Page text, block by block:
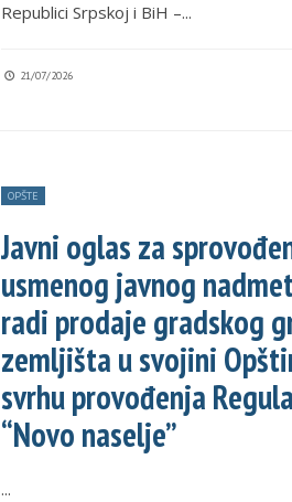
Republici Srpskoj i BiH –...
21/07/2026
OPŠTE
Javni oglas za
usmenog javnog
radi prodaje gradskog
zemljišta u svojini
svrhu provođenja
“Novo naselje”
...